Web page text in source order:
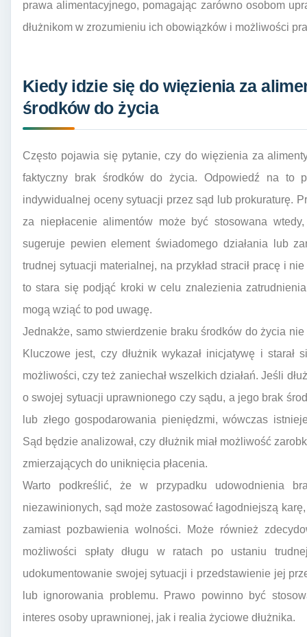
prawa alimentacyjnego, pomagając zarówno osobom
dłużnikom w zrozumieniu ich obowiązków i możliwości
Kiedy idzie się do więzienia za
środków do życia
Często pojawia się pytanie, czy do więzienia za
faktyczny brak środków do życia. Odpowiedź na to
indywidualnej oceny sytuacji przez sąd lub prokuraturę.
za niepłacenie alimentów może być stosowana
sugeruje pewien element świadomego działania lub
trudnej sytuacji materialnej, na przykład stracił pracę i
to stara się podjąć kroki w celu znalezienia
mogą wziąć to pod uwagę.
Jednakże, samo stwierdzenie braku środków do życia
Kluczowe jest, czy dłużnik wykazał inicjatywę i
możliwości, czy też zaniechał wszelkich działań. Jeśli
o swojej sytuacji uprawnionego czy sądu, a jego brak
lub złego gospodarowania pieniędzmi, wówczas
Sąd będzie analizował, czy dłużnik miał możliwość
zmierzających do uniknięcia płacenia.
Warto podkreślić, że w przypadku udowodnienia
niezawinionych, sąd może zastosować łagodniejszą
zamiast pozbawienia wolności. Może również
możliwości spłaty długu w ratach po ustaniu
udokumentowanie swojej sytuacji i przedstawienie jej
lub ignorowania problemu. Prawo powinno być
interes osoby uprawnionej, jak i realia życiowe dłużnika.